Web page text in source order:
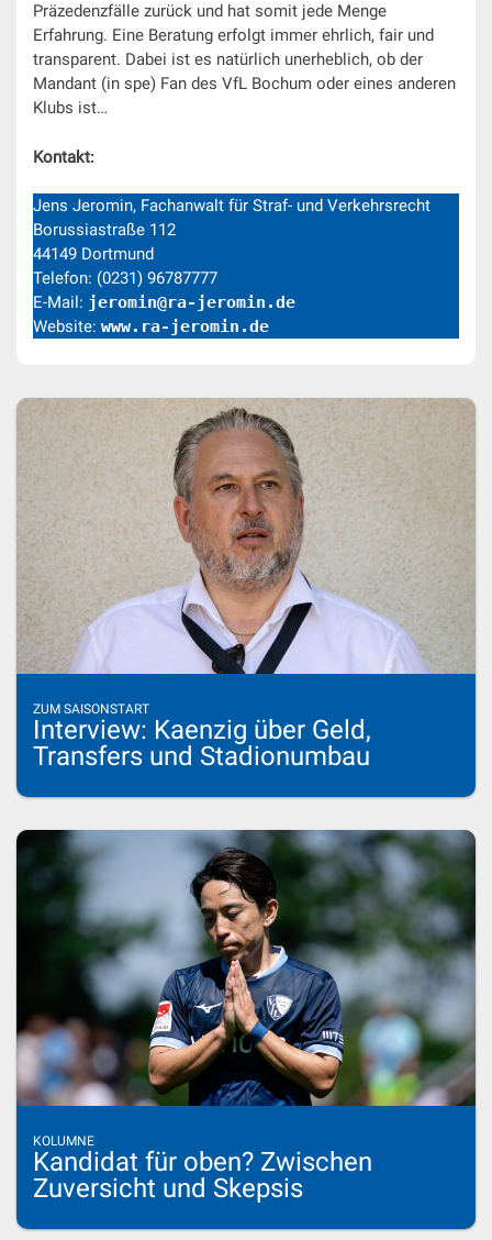
Präzedenzfälle zurück und hat somit jede Menge
Erfahrung. Eine Beratung erfolgt immer ehrlich, fair und
transparent. Dabei ist es natürlich unerheblich, ob der
Mandant (in spe) Fan des VfL Bochum oder eines anderen
Klubs ist…
Kontakt:
Jens Jeromin, Fachanwalt für Straf- und Verkehrsrecht
Borussiastraße 112
44149 Dortmund
Telefon: (0231) 96787777
E-Mail: jeromin@ra-jeromin.de
Website: www.ra-jeromin.de
ZUM SAISONSTART
Interview: Kaenzig über Geld,
Transfers und Stadionumbau
KOLUMNE
Kandidat für oben? Zwischen
Zuversicht und Skepsis